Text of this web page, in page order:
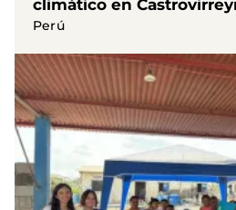
climático en
Perú